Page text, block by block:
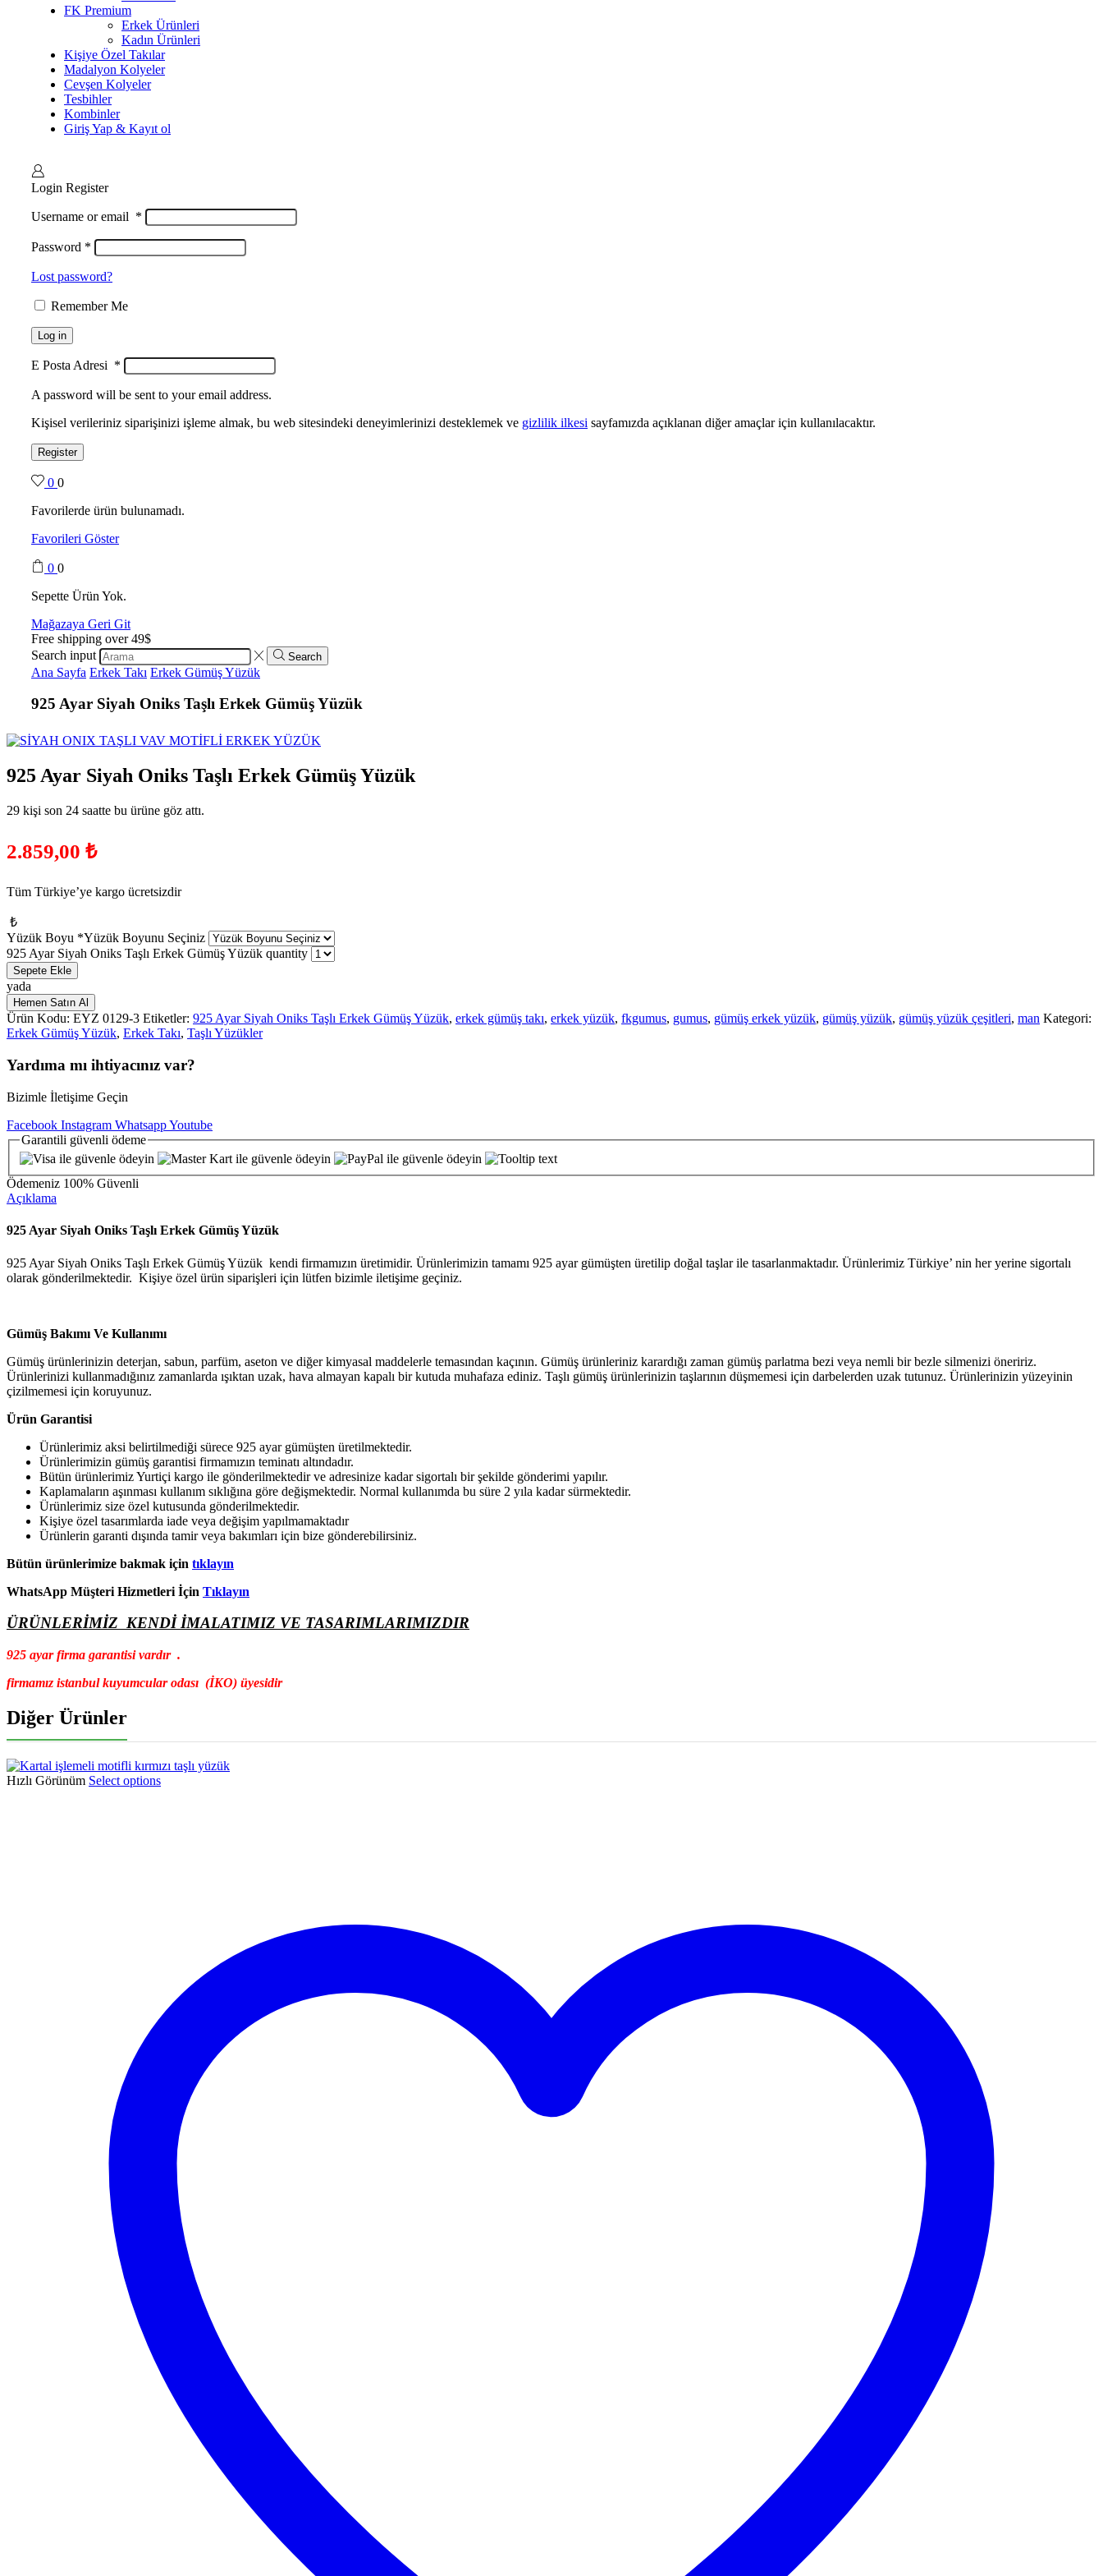
FK Premium
Erkek Ürünleri
Kadın Ürünleri
Kişiye Özel Takılar
Madalyon Kolyeler
Cevşen Kolyeler
Tesbihler
Kombinler
Giriş Yap & Kayıt ol
Login Register
Username or email *
Password *
Lost password?
Remember Me
Log in
E Posta Adresi *
A password will be sent to your email address.
Kişisel verileriniz siparişinizi işleme almak, bu web sitesindeki deneyimlerinizi desteklemek ve gizlilik ilkesi sayfamızda açıklanan diğer amaçlar için kullanılacaktır.
Register
0 0
Favorilerde ürün bulunamadı.
Favorileri Göster
0 0
Sepette Ürün Yok.
Mağazaya Geri Git
Free shipping over 49$
Search input
Search
Ana Sayfa Erkek Takı Erkek Gümüş Yüzük
925 Ayar Siyah Oniks Taşlı Erkek Gümüş Yüzük
925 Ayar Siyah Oniks Taşlı Erkek Gümüş Yüzük
29 kişi son 24 saatte bu ürüne göz attı.
2.859,00 ₺
Tüm Türkiye’ye kargo ücretsizdir
₺
Yüzük Boyu *Yüzük Boyunu Seçiniz
925 Ayar Siyah Oniks Taşlı Erkek Gümüş Yüzük quantity
Sepete Ekle
yada
Hemen Satın Al
Ürün Kodu: EYZ 0129-3 Etiketler: 925 Ayar Siyah Oniks Taşlı Erkek Gümüş Yüzük, erkek gümüş takı, erkek yüzük, fkgumus, gumus, gümüş erkek yüzük, gümüş yüzük, gümüş yüzük çeşitleri, man Kategori:
Erkek Gümüş Yüzük, Erkek Takı, Taşlı Yüzükler
Yardıma mı ihtiyacınız var?
Bizimle İletişime Geçin
Facebook Instagram WhatsappYoutube
Garantili güvenli ödeme
Ödemeniz 100% Güvenli
Açıklama
925 Ayar Siyah Oniks Taşlı Erkek Gümüş Yüzük
925 Ayar Siyah Oniks Taşlı Erkek Gümüş Yüzük kendi firmamızın üretimidir. Ürünlerimizin tamamı 925 ayar gümüşten üretilip doğal taşlar ile tasarlanmaktadır. Ürünlerimiz Türkiye’ nin her yerine sigortalı
olarak gönderilmektedir. Kişiye özel ürün siparişleri için lütfen bizimle iletişime geçiniz.
Gümüş Bakımı Ve Kullanımı
Gümüş ürünlerinizin deterjan, sabun, parfüm, aseton ve diğer kimyasal maddelerle temasından kaçının. Gümüş ürünleriniz karardığı zaman gümüş parlatma bezi veya nemli bir bezle silmenizi öneririz.
Ürünlerinizi kullanmadığınız zamanlarda ışıktan uzak, hava almayan kapalı bir kutuda muhafaza ediniz. Taşlı gümüş ürünlerinizin taşlarının düşmemesi için darbelerden uzak tutunuz. Ürünlerinizin yüzeyinin
çizilmemesi için koruyunuz.
Ürün Garantisi
Ürünlerimiz aksi belirtilmediği sürece 925 ayar gümüşten üretilmektedir.
Ürünlerimizin gümüş garantisi firmamızın teminatı altındadır.
Bütün ürünlerimiz Yurtiçi kargo ile gönderilmektedir ve adresinize kadar sigortalı bir şekilde gönderimi yapılır.
Kaplamaların aşınması kullanım sıklığına göre değişmektedir. Normal kullanımda bu süre 2 yıla kadar sürmektedir.
Ürünlerimiz size özel kutusunda gönderilmektedir.
Kişiye özel tasarımlarda iade veya değişim yapılmamaktadır
Ürünlerin garanti dışında tamir veya bakımları için bize gönderebilirsiniz.
Bütün ürünlerimize bakmak için tıklayın
WhatsApp Müşteri Hizmetleri İçin Tıklayın
ÜRÜNLERİMİZ KENDİ İMALATIMIZ VE TASARIMLARIMIZDIR
925 ayar firma garantisi vardır .
firmamız istanbul kuyumcular odası (İKO) üyesidir
Diğer Ürünler
Hızlı Görünüm Select options